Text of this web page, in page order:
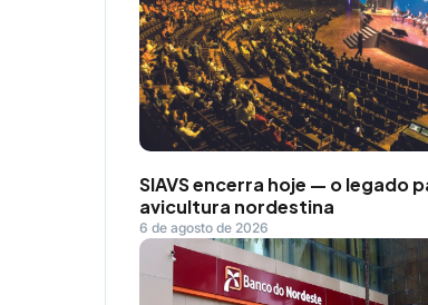
SIAVS encerra hoje — o legado
avicultura nordestina
6 de agosto de 2026